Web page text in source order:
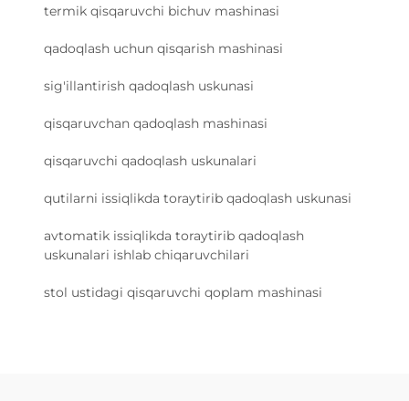
termik qisqaruvchi bichuv mashinasi
qadoqlash uchun qisqarish mashinasi
sig'illantirish qadoqlash uskunasi
qisqaruvchan qadoqlash mashinasi
qisqaruvchi qadoqlash uskunalari
qutilarni issiqlikda toraytirib qadoqlash uskunasi
avtomatik issiqlikda toraytirib qadoqlash
uskunalari ishlab chiqaruvchilari
stol ustidagi qisqaruvchi qoplam mashinasi